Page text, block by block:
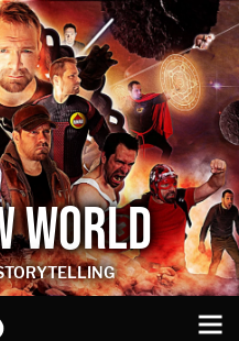
WORLD